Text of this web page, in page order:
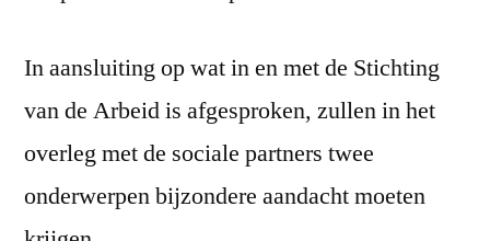
In aansluiting op wat in en met de Stichting
van de Arbeid is afgesproken, zullen in het
overleg met de sociale partners twee
onderwerpen bijzondere aandacht moeten